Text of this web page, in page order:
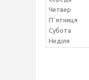
Четвер
Пʼятниця
Субота
Неділя